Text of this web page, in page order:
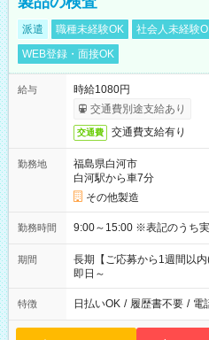
派遣 職種未経験OK 社会人未経験
WEB登録・面接OK
給与
時給1080円
交通費別途支給あり
交通費 交通費支給有り
勤務地
福島県白河市
白河駅から車7分
その他製造
勤務時間 9:00～15:00 ※表記
期間
長期【ご応募から1週間以
即日～
特徴 日払いOK / 履歴書不要 / 電